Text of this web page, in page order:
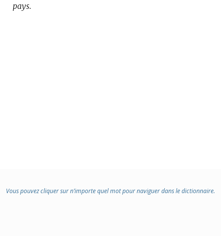
pays.
Vous pouvez cliquer sur n’importe quel mot pour naviguer dans le dictionnaire.